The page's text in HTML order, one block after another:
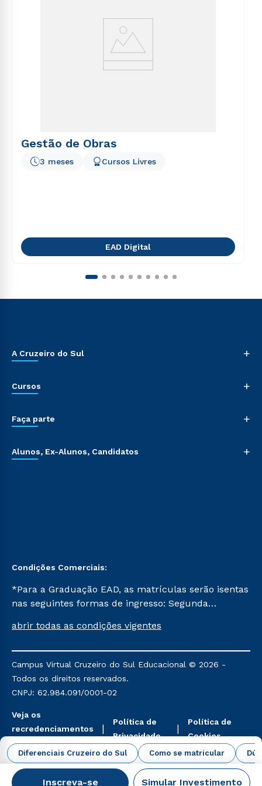
Diferenciais Cruzeiro do Sul Como se matricular
Inscreva-se Simular Investimento
Gestão de Obras
3 meses Cursos Livres
EAD Digital
A Cruzeiro do Sul +
Cursos +
Faça parte +
Alunos, Ex-Alunos, Candidatos +
Condições Comerciais:
*Para a Graduação EAD, as matrículas serão isentas
nas seguintes formas de ingresso: Segunda
Já para as demais, a taxa de matrícula será de R$
mencionadas são referentes aos cursos: Ensino
Religioso, Geografia para a Docência e Metodologia
do Ensino de História: Questões Atuais.
abrir todas as condições vigentes
Campus Virtual Cruzeiro do Sul Educacional © 2026 -
Todos os direitos reservados.
CNPJ: 62.984.091/0001-02
Veja os
recredenciamentos
aqui
Política de
Privacidade
Política de
Cookies